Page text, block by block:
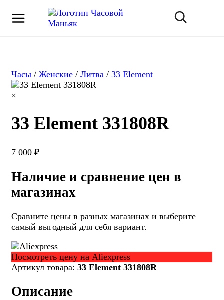
Часы / Женские / Литва / 33 Element
×
33 Element 331808R
7 000 ₽
Наличие и сравнение цен в
магазинах
Сравните цены в разных магазинах и выберите
самый выгодный для себя вариант.
Посмотреть цену на Aliexpress
Артикул товара: 33 Element 331808R
Описание